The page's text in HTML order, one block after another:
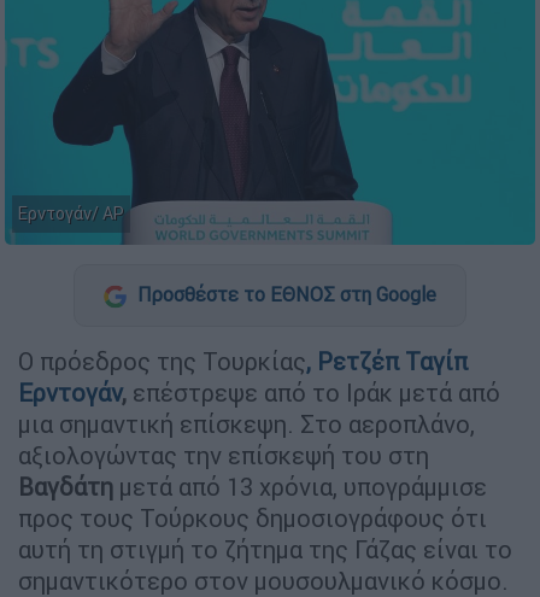
Ερντογάν/ AP
Προσθέστε το ΕΘΝΟΣ στη Google
Ο πρόεδρος της Τουρκίας, Ρετζέπ Ταγίπ
Ερντογάν, επέστρεψε από το Ιράκ μετά από
μια σημαντική επίσκεψη. Στο αεροπλάνο,
αξιολογώντας την επίσκεψή του στη
Βαγδάτη μετά από 13 χρόνια, υπογράμμισε
προς τους Τούρκους δημοσιογράφους ότι
αυτή τη στιγμή το ζήτημα της Γάζας είναι το
σημαντικότερο στον μουσουλμανικό κόσμο.